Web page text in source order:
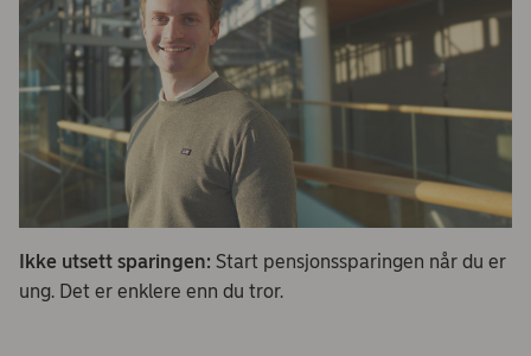
Ikke utsett sparingen: Start pensjonssparingen når du er
ung. Det er enklere enn du tror.